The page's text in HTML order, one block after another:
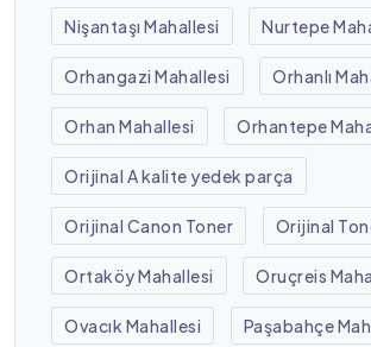
Nişantaşı Mahallesi Nurtepe
Orhangazi Mahallesi Orhanlı
Orhan Mahallesi Orhantepe
Orijinal A kalite yedek parça
Orijinal Canon Toner Orijinal
Ortaköy Mahallesi Oruçreis
Ovacık Mahallesi Paşabahçe